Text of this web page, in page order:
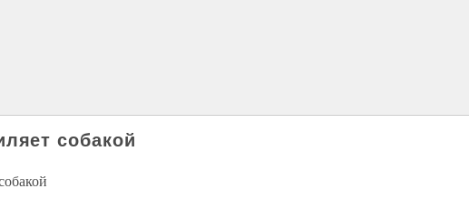
собакой